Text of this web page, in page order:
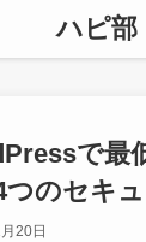
ハピ部
で最
つのセキ
20日